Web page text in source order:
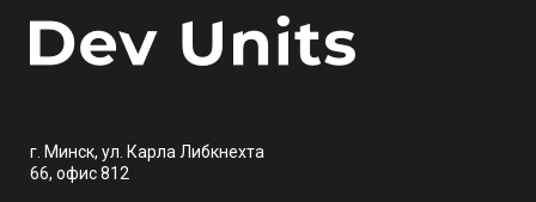
г. Минск, ул. Карла Либкнехта
66, офис 812